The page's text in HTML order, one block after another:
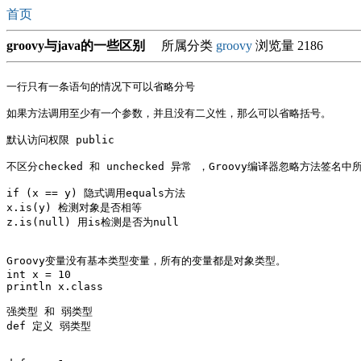
首页
groovy与java的一些区别 所属分类 groovy 浏览量 2186
一行只有一条语句的情况下可以省略分号
如果方法调用至少有一个参数，并且没有二义性，那么可以省略括号。
默认访问权限 public
不区分checked 和 unchecked 异常 ，Groovy编译器忽略方法签名中
if (x == y) 隐式调用equals方法
x.is(y) 检测对象是否相等
z.is(null) 用is检测是否为null
Groovy变量没有基本类型变量，所有的变量都是对象类型。
int x = 10
println x.class
强类型 和 弱类型
def 定义 弱类型